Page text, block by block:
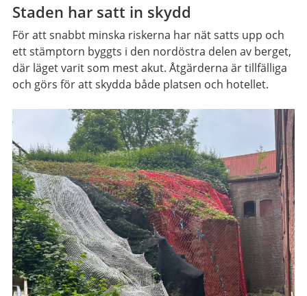
Staden har satt in skydd
För att snabbt minska riskerna har nät satts upp och
ett stämptorn byggts i den nordöstra delen av berget,
där läget varit som mest akut. Åtgärderna är tillfälliga
och görs för att skydda både platsen och hotellet.